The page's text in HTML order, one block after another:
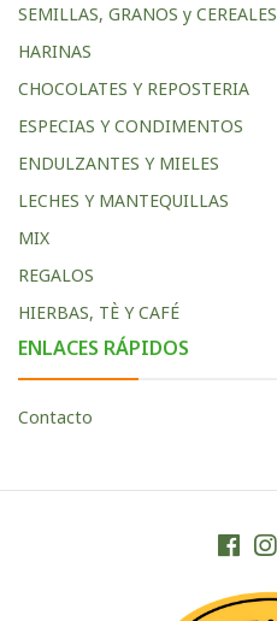
SEMILLAS, GRANOS y CEREALES
HARINAS
CHOCOLATES Y REPOSTERIA
ESPECIAS Y CONDIMENTOS
ENDULZANTES Y MIELES
LECHES Y MANTEQUILLAS
MIX
REGALOS
HIERBAS, TÈ Y CAFÉ
ENLACES RÁPIDOS
Contacto